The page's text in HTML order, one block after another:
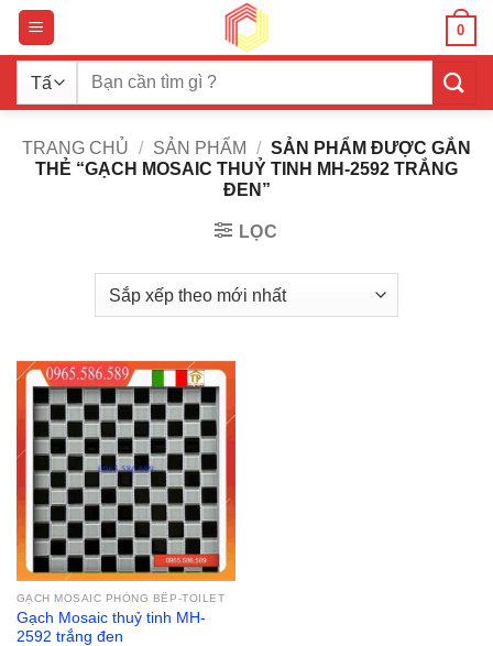
Bỏ
qua
nội
dung
0
Tìm
TRANG CHỦ / SẢN PHẨM / SẢN PHẨM ĐƯỢC GẮN
THẺ “GẠCH MOSAIC THUỶ TINH MH-2592 TRẮNG
ĐEN”
LỌC
GẠCH MOSAIC PHÒNG BẾP-TOILET
Gạch Mosaic thuỷ tinh MH-
2592 trắng đen